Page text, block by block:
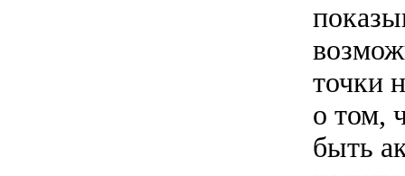
точки
о том,
быть